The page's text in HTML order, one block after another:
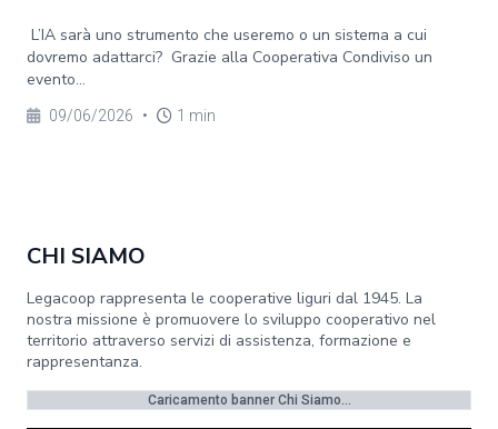
L’IA sarà uno strumento che useremo o un sistema a cui
dovremo adattarci? Grazie alla Cooperativa Condiviso un
evento...
09/06/2026 • 1 min
CHI SIAMO
Legacoop rappresenta le cooperative liguri dal 1945. La
nostra missione è promuovere lo sviluppo cooperativo nel
territorio attraverso servizi di assistenza, formazione e
rappresentanza.
Caricamento banner Chi Siamo...